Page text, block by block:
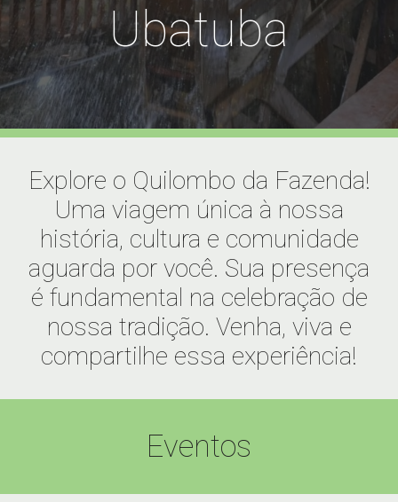
Ubatuba
Explore o Quilombo da Fazenda!
Uma viagem única à nossa
história, cultura e comunidade
aguarda por você. Sua presença
é fundamental na celebração de
nossa tradição. Venha, viva e
compartilhe essa experiência!
Eventos